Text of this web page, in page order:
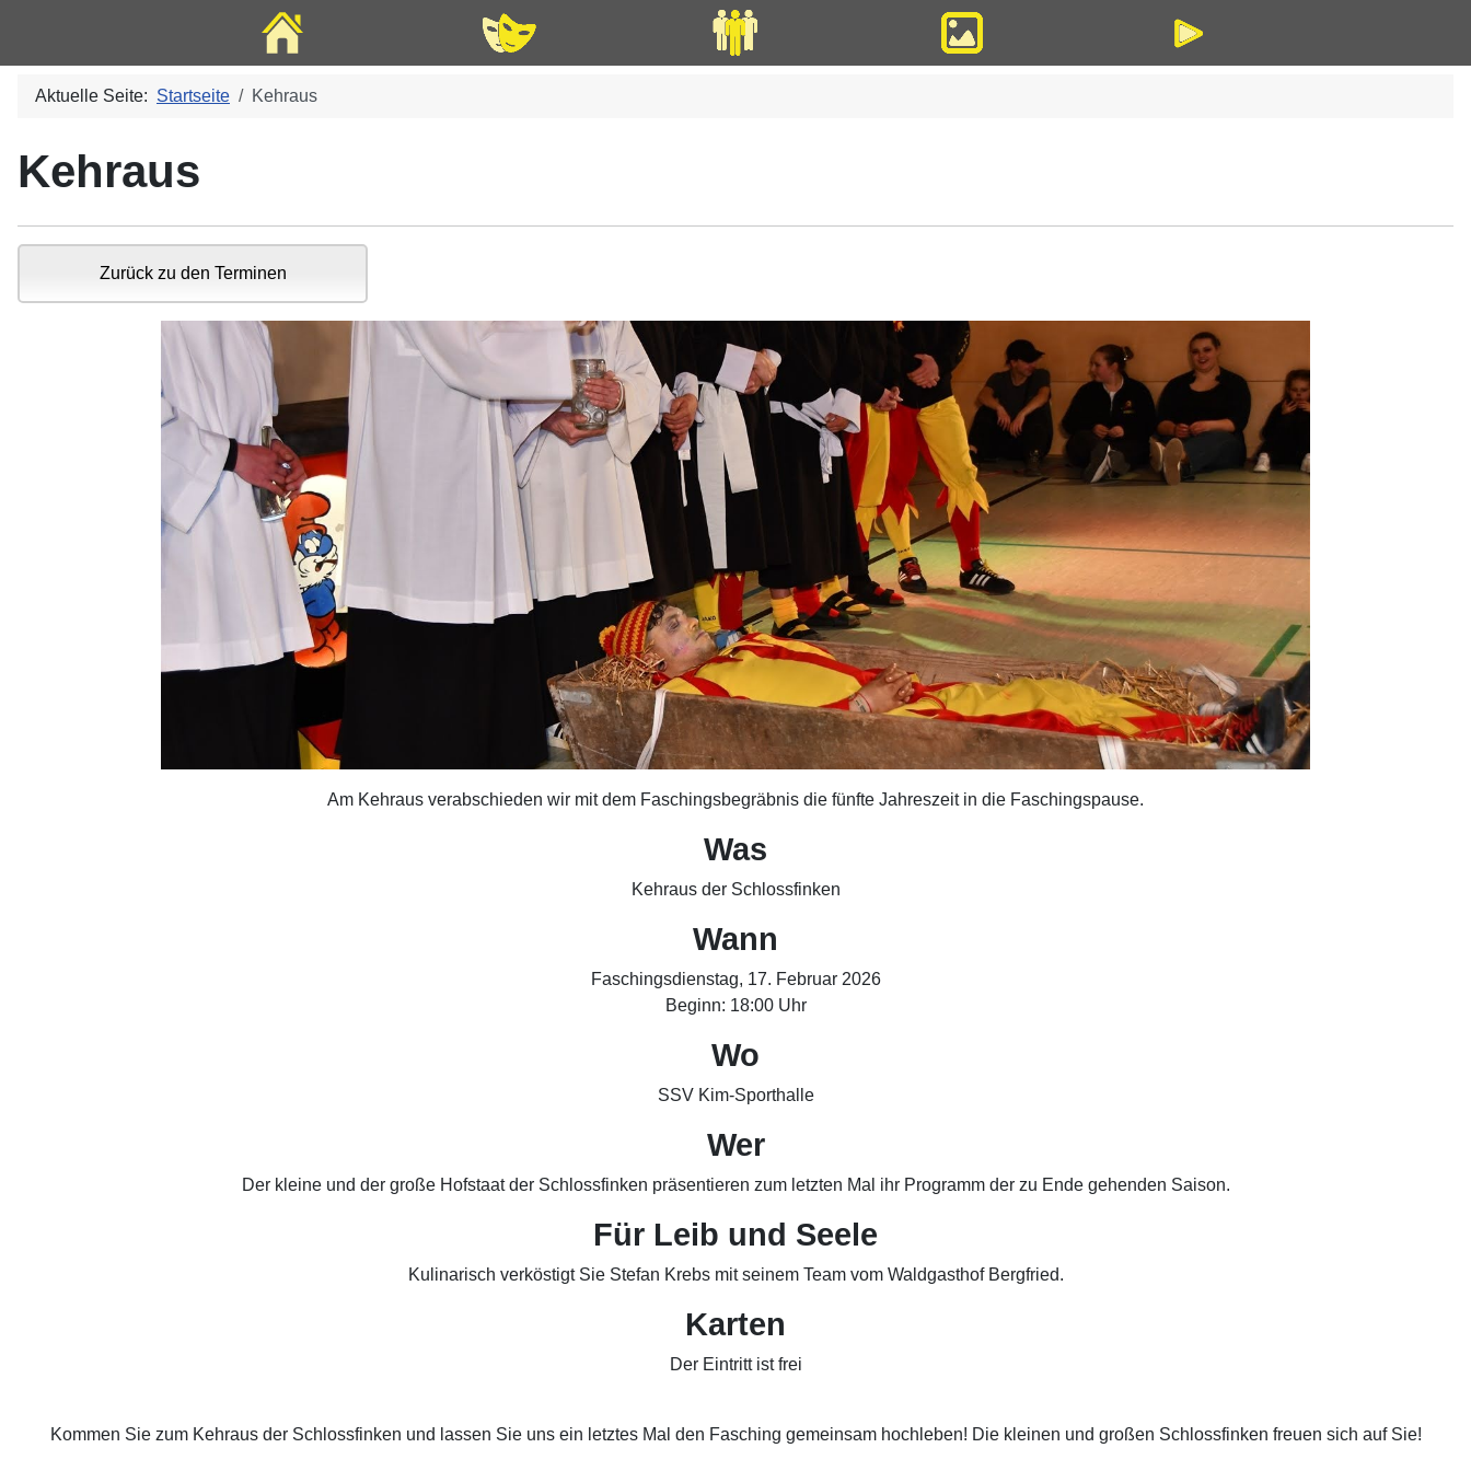
Aktuelle Seite: Startseite Kehraus
Kehraus
Zurück zu den Terminen
Am Kehraus verabschieden wir mit dem Faschingsbegräbnis die fünfte Jahreszeit in die Faschingspause.
Was
Kehraus der Schlossfinken
Wann
Faschingsdienstag, 17. Februar 2026
Beginn: 18:00 Uhr
Wo
SSV Kim-Sporthalle
Wer
Der kleine und der große Hofstaat der Schlossfinken präsentieren zum letzten Mal ihr Programm der zu Ende gehenden Saison.
Für Leib und Seele
Kulinarisch verköstigt Sie Stefan Krebs mit seinem Team vom Waldgasthof Bergfried.
Karten
Der Eintritt ist frei
Kommen Sie zum Kehraus der Schlossfinken und lassen Sie uns ein letztes Mal den Fasching gemeinsam hochleben! Die kleinen und großen Schlossfinken freuen sich auf Sie!